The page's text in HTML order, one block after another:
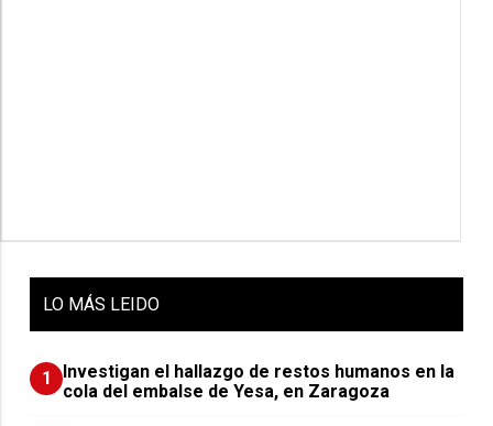
LO MÁS LEIDO
1
Investigan el hallazgo de restos humanos en la
cola del embalse de Yesa, en Zaragoza